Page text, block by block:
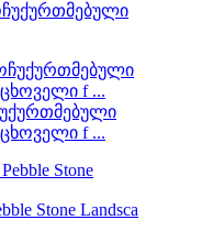
f ...
Stone Landsca